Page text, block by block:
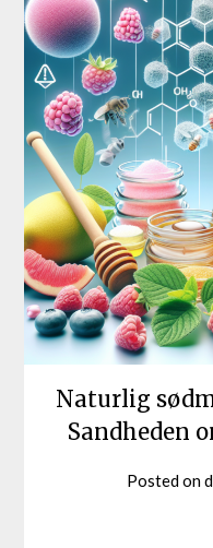
Naturlig
Sandheden
Posted on